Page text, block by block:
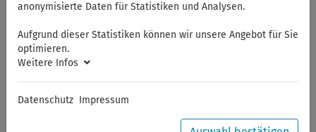
Sommerferien
Sehr geehrte Kunden,
anonymisierte Daten für Statistiken und Analysen.
Aufgrund dieser Statistiken können wir unsere Angebot für Sie
optimieren.
Weitere Infos
Datenschutz Impressum